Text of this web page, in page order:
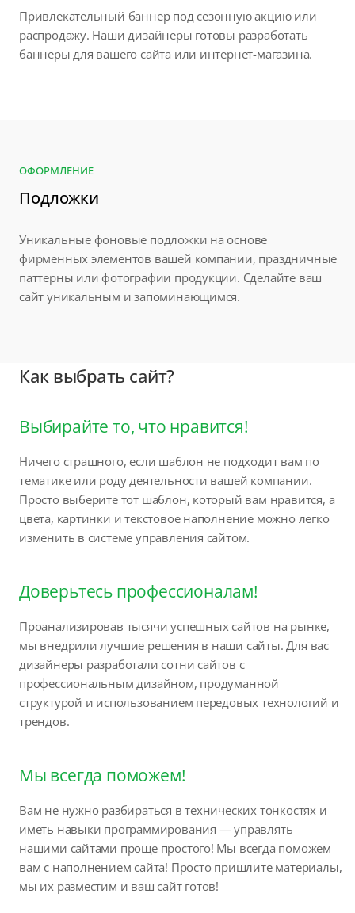
Привлекательный баннер под сезонную акцию или
распродажу. Наши дизайнеры готовы разработать
баннеры для вашего сайта или интернет-магазина.
ОФОРМЛЕНИЕ
Подложки
Уникальные фоновые подложки на основе
фирменных элементов вашей компании, праздничные
паттерны или фотографии продукции. Сделайте ваш
сайт уникальным и запоминающимся.
Как выбрать сайт?
Выбирайте то, что нравится!
Ничего страшного, если шаблон не подходит вам по
тематике или роду деятельности вашей компании.
Просто выберите тот шаблон, который вам нравится, а
цвета, картинки и текстовое наполнение можно легко
изменить в системе управления сайтом.
Доверьтесь профессионалам!
Проанализировав тысячи успешных сайтов на рынке,
мы внедрили лучшие решения в наши сайты. Для вас
дизайнеры разработали сотни сайтов с
профессиональным дизайном, продуманной
структурой и использованием передовых технологий и
трендов.
Мы всегда поможем!
Вам не нужно разбираться в технических тонкостях и
иметь навыки программирования — управлять
нашими сайтами проще простого! Мы всегда поможем
вам с наполнением сайта! Просто пришлите материалы,
мы их разместим и ваш сайт готов!